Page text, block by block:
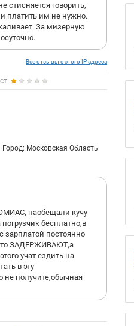
стисняется говорить,
и платить им не нужно.
За мизерную
Все отзывы с этого IP адреса
Город: Московская Область
наобещали кучу
бесплатно,в
зарплатой постоянно
ЗАДЕРЖИВАЮТ,а
учат ездить на
в эту
не получите,обычная